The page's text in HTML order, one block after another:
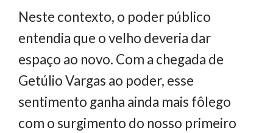
Neste contexto, o poder público
entendia que o velho deveria dar
espaço ao novo. Com a chegada de
Getúlio Vargas ao poder, esse
sentimento ganha ainda mais fôlego
com o surgimento do nosso primeiro